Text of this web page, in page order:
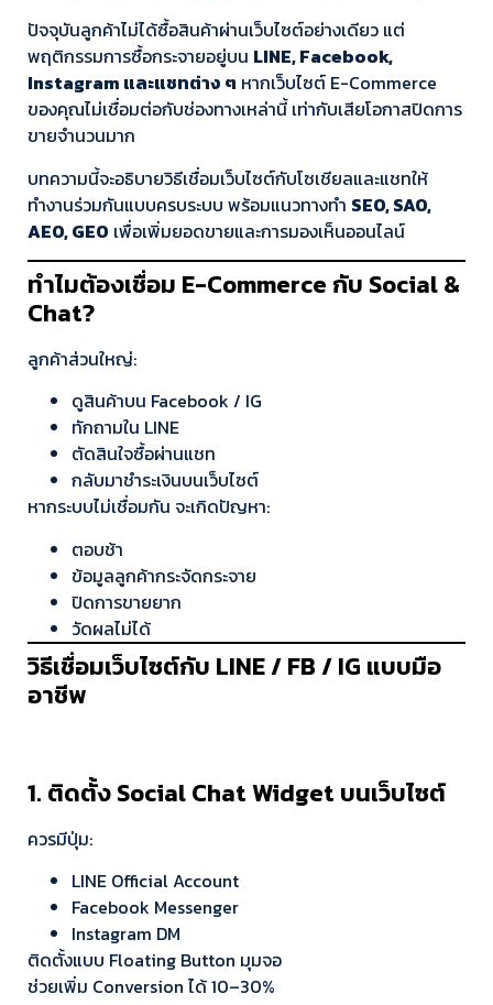
ปัจจุบันลูกค้าไม่ได้ซื้อสินค้าผ่านเว็บไซต์อย่างเดียว แต่
พฤติกรรมการซื้อกระจายอยู่บน LINE, Facebook,
Instagram และแชทต่าง ๆ หากเว็บไซต์ E-Commerce
ของคุณไม่เชื่อมต่อกับช่องทางเหล่านี้ เท่ากับเสียโอกาสปิดการ
ขายจำนวนมาก
บทความนี้จะอธิบายวิธีเชื่อมเว็บไซต์กับโซเชียลและแชทให้
ทำงานร่วมกันแบบครบระบบ พร้อมแนวทางทำ SEO, SAO,
AEO, GEO เพื่อเพิ่มยอดขายและการมองเห็นออนไลน์
ทำไมต้องเชื่อม E-Commerce กับ Social &
Chat?
ลูกค้าส่วนใหญ่:
ดูสินค้าบน Facebook / IG
ทักถามใน LINE
ตัดสินใจซื้อผ่านแชท
กลับมาชำระเงินบนเว็บไซต์
หากระบบไม่เชื่อมกัน จะเกิดปัญหา:
ตอบช้า
ข้อมูลลูกค้ากระจัดกระจาย
ปิดการขายยาก
วัดผลไม่ได้
วิธีเชื่อมเว็บไซต์กับ LINE / FB / IG แบบมือ
อาชีพ
1. ติดตั้ง Social Chat Widget บนเว็บไซต์
ควรมีปุ่ม:
LINE Official Account
Facebook Messenger
Instagram DM
ติดตั้งแบบ Floating Button มุมจอ
ช่วยเพิ่ม Conversion ได้ 10–30%